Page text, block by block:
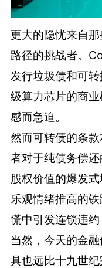
更大的隐忧来自
路径的挑战者。
发行垃圾债和可
级算力芯片的商
感而急迫。
然而可转债的条
者对于纯债务偿
股权价值的爆发
乐观情绪推高的
慌中引发连锁违约
当然，今天的金
具也远比十九世